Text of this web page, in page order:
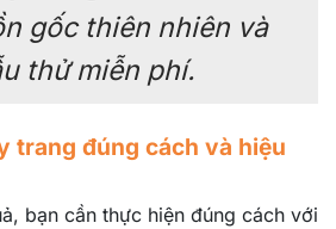
gốc thiên nhiên và
thử miễn phí.
trang đúng cách và hiệu
bạn cần thực hiện đúng cách với